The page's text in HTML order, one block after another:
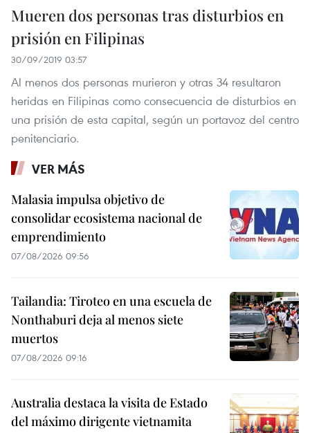
Mueren dos personas tras disturbios en
prisión en Filipinas
30/09/2019 03:57
Al menos dos personas murieron y otras 34 resultaron
heridas en Filipinas como consecuencia de disturbios en
una prisión de esta capital, según un portavoz del centro
penitenciario.
VER MÁS
Malasia impulsa objetivo de
consolidar ecosistema nacional de
emprendimiento
07/08/2026 09:56
Tailandia: Tiroteo en una escuela de
Nonthaburi deja al menos siete
muertos
07/08/2026 09:16
Australia destaca la visita de Estado
del máximo dirigente vietnamita